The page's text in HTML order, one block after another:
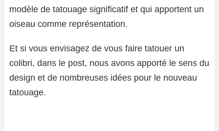
modèle de tatouage significatif et qui apportent un
oiseau comme représentation.
Et si vous envisagez de vous faire tatouer un
colibri, dans le post, nous avons apporté le sens du
design et de nombreuses idées pour le nouveau
tatouage.